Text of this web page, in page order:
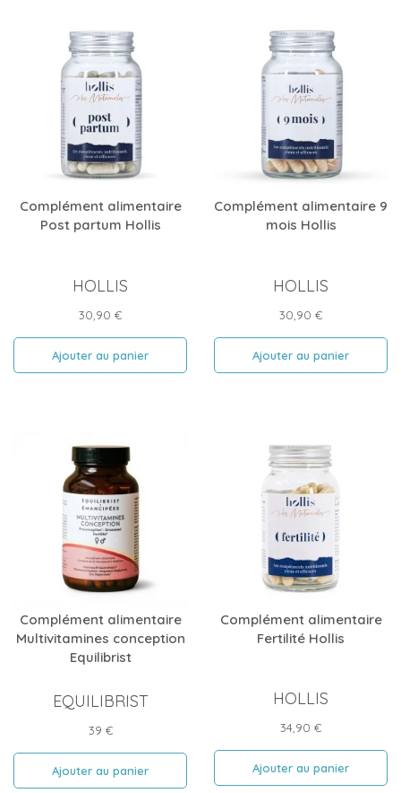
Complément alimentaire
Post partum Hollis
HOLLIS
Prix
30,90 €
Ajouter au panier
Complément alimentaire 9
mois Hollis
HOLLIS
Prix
30,90 €
Ajouter au panier
Complément alimentaire
Multivitamines conception
Equilibrist
EQUILIBRIST
Prix
39 €
Ajouter au panier
Complément alimentaire
Fertilité Hollis
HOLLIS
Prix
34,90 €
Ajouter au panier